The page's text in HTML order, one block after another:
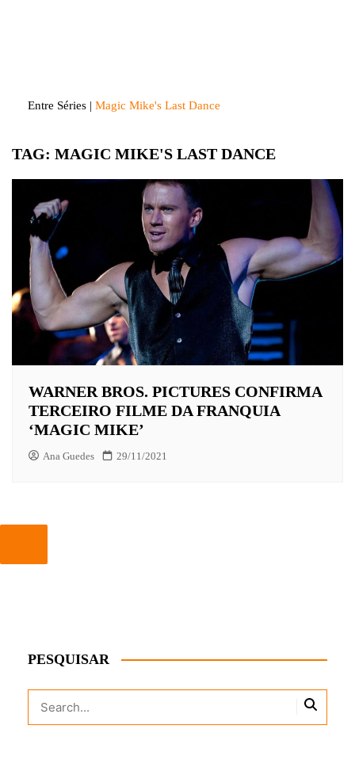
Entre Séries | Magic Mike's Last Dance
TAG: MAGIC MIKE'S LAST DANCE
WARNER BROS. PICTURES CONFIRMA
TERCEIRO FILME DA FRANQUIA
‘MAGIC MIKE’
Ana Guedes 29/11/2021
PESQUISAR